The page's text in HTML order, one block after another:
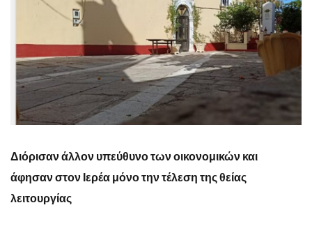
Διόρισαν άλλον υπεύθυνο των οικονομικών και
άφησαν στον Ιερέα μόνο την τέλεση της θείας
λειτουργίας